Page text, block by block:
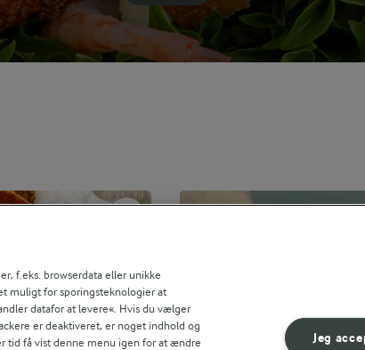
f.eks. browserdata eller unikke
muligt for sporingsteknologier at
datafor at levere«. Hvis du vælger
er deaktiveret, er noget indhold og
tid få vist denne menu igen for at ændre
Jeg